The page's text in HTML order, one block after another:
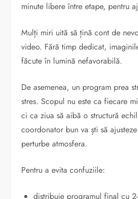
minute libere între etape, pentru
Mulți miri uită să țină cont de
video. Fără timp dedicat,
făcute în lumină nefavorabilă.
De asemenea, un program prea
stres. Scopul nu este ca fiecare
ci ca ziua să aibă o structură
coordonator bun va ști să
perturbe atmosfera.
Pentru a evita confuziile:
distribuie programul final cu